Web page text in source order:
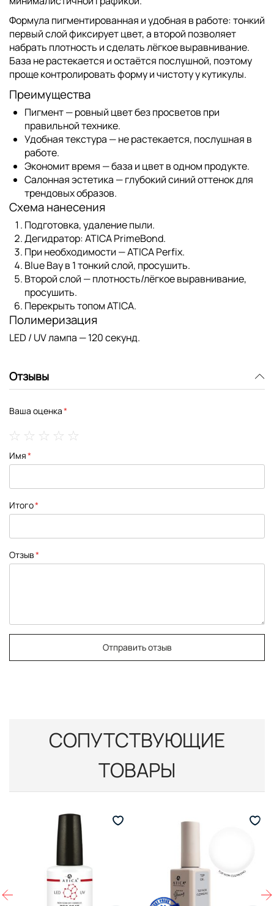
Формула пигментированная и удобная в работе: тонкий
первый слой фиксирует цвет, а второй позволяет
набрать плотность и сделать лёгкое выравнивание.
База не растекается и остаётся послушной, поэтому
проще контролировать форму и чистоту у кутикулы.
Преимущества
Пигмент — ровный цвет без просветов при
правильной технике.
Удобная текстура — не растекается, послушная в
работе.
Экономит время — база и цвет в одном продукте.
Салонная эстетика — глубокий синий оттенок для
трендовых образов.
Схема нанесения
Подготовка, удаление пыли.
Дегидратор:ATICA PrimeBond.
При необходимости —ATICA Perfix.
Blue Bay в 1 тонкий слой, просушить.
Второй слой — плотность/лёгкое выравнивание,
просушить.
Перекрыть топом ATICA.
Полимеризация
LED / UV лампа — 120 секунд.
Отзывы
Ваша оценка
star
stars
stars
stars
stars
Имя
Итого
Отзыв
Отправить отзыв
СОПУТСТВУЮЩИЕ
ТОВАРЫ